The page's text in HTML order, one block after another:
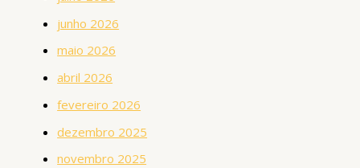
junho 2026
maio 2026
abril 2026
fevereiro 2026
dezembro 2025
novembro 2025